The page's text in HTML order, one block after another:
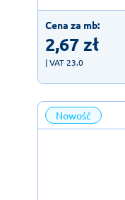
Cena za mb:
2,67zł
| VAT 23.0
Nowość